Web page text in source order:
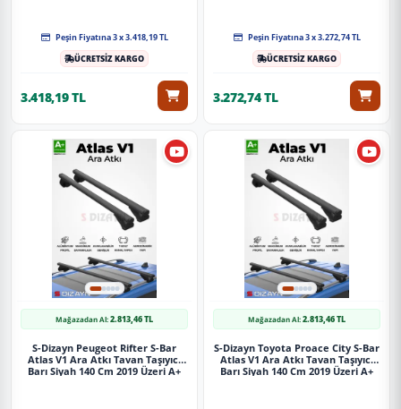
Peşin Fiyatına 3 x 3.418,19 TL
ÜCRETSİZ KARGO
3.418,19 TL
Peşin Fiyatına 3 x 3.272,74 TL
ÜCRETSİZ KARGO
3.272,74 TL
Mağazadan Al:2.813,46 TL
S-Dizayn Peugeot Rifter S-Bar
Atlas V1 Ara Atkı Tavan Taşıyıcı
Barı Siyah 140 Cm 2019 Üzeri A+
Mağazadan Al:2.813,46 TL
S-Dizayn Toyota Proace City S-Bar
Atlas V1 Ara Atkı Tavan Taşıyıcı
Barı Siyah 140 Cm 2019 Üzeri A+